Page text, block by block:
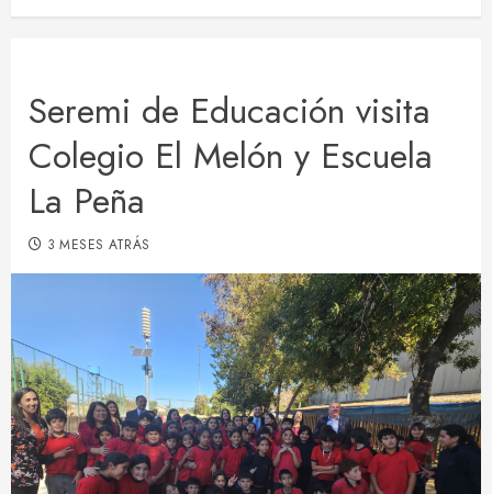
Seremi de Educación visita
Colegio El Melón y Escuela
La Peña
3 MESES ATRÁS